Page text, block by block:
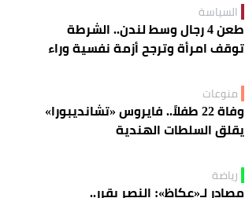
السياسة
طعن 4 رجال وسط لندن.. الشرطة
توقف امرأة وترجح أزمة نفسية وراء
منوعات
وفاة 22 طفلاً.. فايروس «تشانديبورا»
يقلق السلطات الهندية
رياضة
مصادر لـ«عكاظ»: النصر يقرر..